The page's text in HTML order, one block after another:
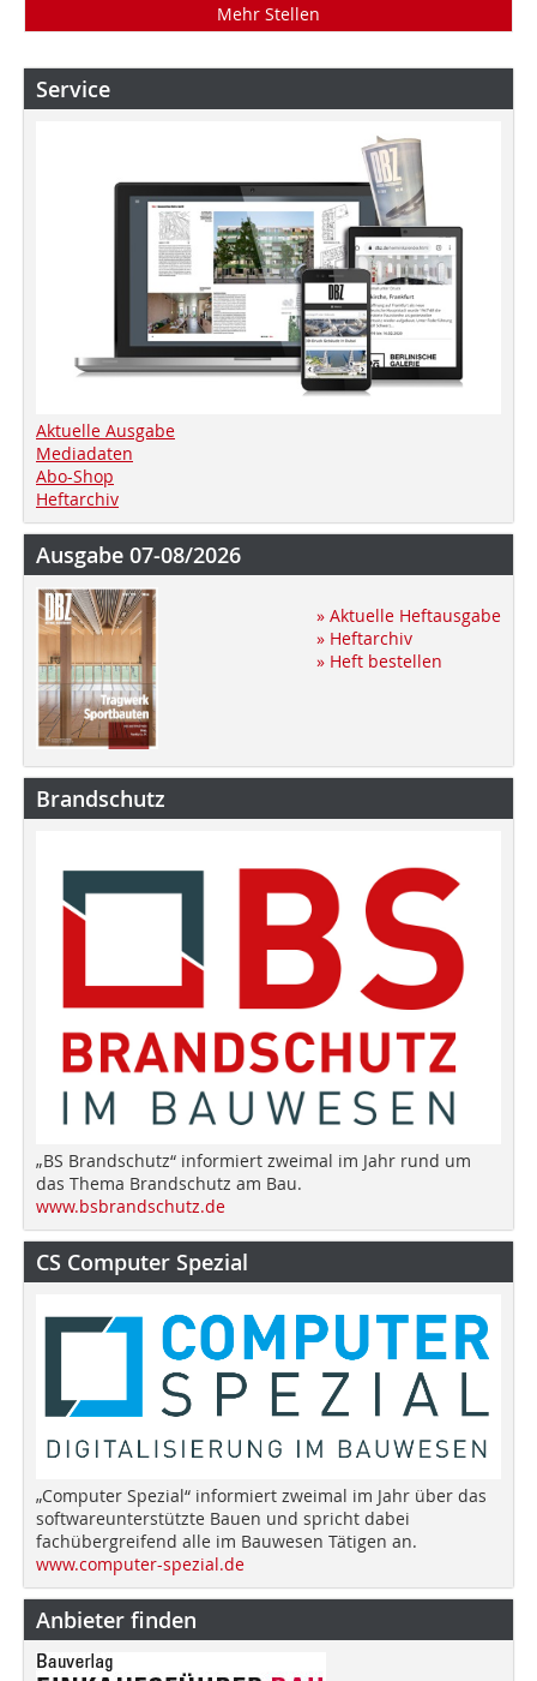
Mehr Stellen
Service
Aktuelle Ausgabe
Mediadaten
Abo-Shop
Heftarchiv
Ausgabe 07-08/2026
» Aktuelle Heftausgabe
» Heftarchiv
» Heft bestellen
Brandschutz
„BS Brandschutz“ informiert zweimal im Jahr rund um
das Thema Brandschutz am Bau.
www.bsbrandschutz.de
CS Computer Spezial
„Computer Spezial“ informiert zweimal im Jahr über das
softwareunterstützte Bauen und spricht dabei
fachübergreifend alle im Bauwesen Tätigen an.
www.computer-spezial.de
Anbieter finden